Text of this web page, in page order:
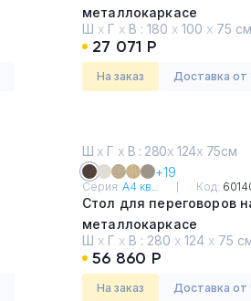
металлокаркасе
Антрацит премиум
Ш х Г х В : 180 х 100 х 75 см
27 071 Р
На заказ Доставка от
Ш х Г х В : 280х 124х 75см
+19
Серия:А4 кв... Код:
Стол для переговоров
металлокаркасе
Венге
Ш х Г х В : 280 х 124 х 75
56 860 Р
На заказ Доставка от